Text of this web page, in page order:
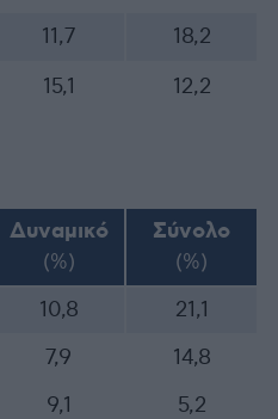
11,7
18,2
15,1 12,2
Δυναμικό
(%)
Σύνολο
(%)
10,8
21,1
7,9
14,8
9,1
5,2